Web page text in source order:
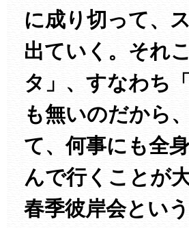
に成り切って、
出ていく。それ
タ」、すなわち
も無いのだから
て、何事にも全
んで行くことが
春季彼岸会とい